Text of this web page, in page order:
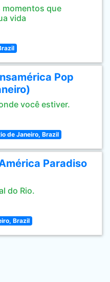
momentos que
vida
Pop
você estiver.
de Janeiro, Brazil
Paradiso
do Rio.
Brazil